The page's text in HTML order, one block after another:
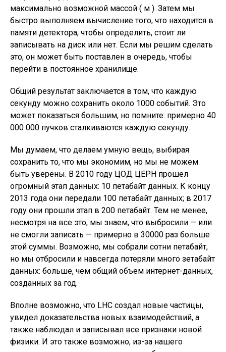
максимально возможной массой ( м ). Затем мы
быстро выполняем вычисление того, что находится в
памяти детектора, чтобы определить, стоит ли
записывать на диск или нет. Если мы решим сделать
это, он может быть поставлен в очередь, чтобы
перейти в постоянное хранилище.
Общий результат заключается в том, что каждую
секунду можно сохранить около 1000 событий. Это
может показаться большим, но помните: примерно 40
000 000 пучков сталкиваются каждую секунду.
Мы думаем, что делаем умную вещь, выбирая
сохранить то, что мы экономим, но мы не можем
быть уверены. В 2010 году ЦОД ЦЕРН прошел
огромный этап данных: 10 петабайт данных. К концу
2013 года они передали 100 петабайт данных; в 2017
году они прошли этап в 200 петабайт. Тем не менее,
несмотря на все это, мы знаем, что выбросили — или
не смогли записать — примерно в 30000 раз больше
этой суммы. Возможно, мы собрали сотни петабайт,
но мы отбросили и навсегда потеряли много зетабайт
данных: больше, чем общий объем интернет-данных,
созданных за год.
Вполне возможно, что LHC создал новые частицы,
увидел доказательства новых взаимодействий, а
также наблюдал и записывал все признаки новой
физики. И это также возможно, из-за нашего